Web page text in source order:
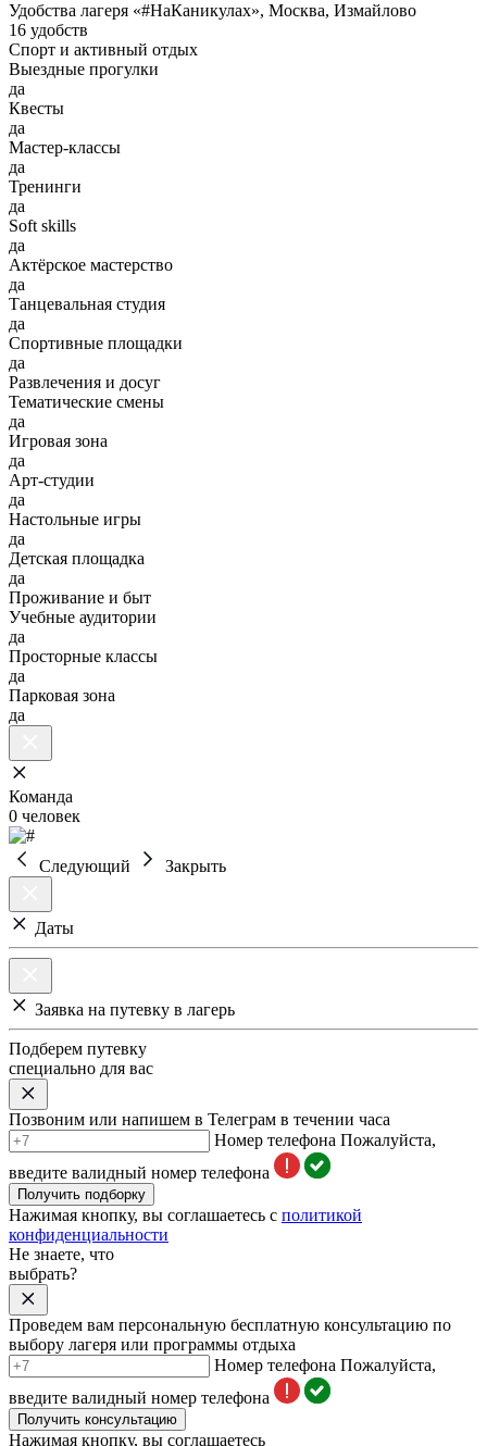
Удобства лагеря «#НаКаникулах», Москва, Измайлово
16 удобств
Спорт и активный отдых
Выездные прогулки
да
Квесты
да
Мастер-классы
да
Тренинги
да
Soft skills
да
Актёрское мастерство
да
Танцевальная студия
да
Спортивные площадки
да
Развлечения и досуг
Тематические смены
да
Игровая зона
да
Арт-студии
да
Настольные игры
да
Детская площадка
да
Проживание и быт
Учебные аудитории
да
Просторные классы
да
Парковая зона
да
Команда
0 человек
Следующий Закрыть
Даты
Заявка на путевку в лагерь
Подберем путевку
специально для вас
Позвоним или напишем в Телеграм в течении часа
Номер телефона Пожалуйста,
введите валидный номер телефона
Получить подборку
Нажимая кнопку, вы соглашаетесь с политикой
конфиденциальности
Не знаете, что
выбрать?
Проведем вам персональную бесплатную консультацию по
выбору лагеря или программы отдыха
Номер телефона Пожалуйста,
введите валидный номер телефона
Получить консультацию
Нажимая кнопку, вы соглашаетесь